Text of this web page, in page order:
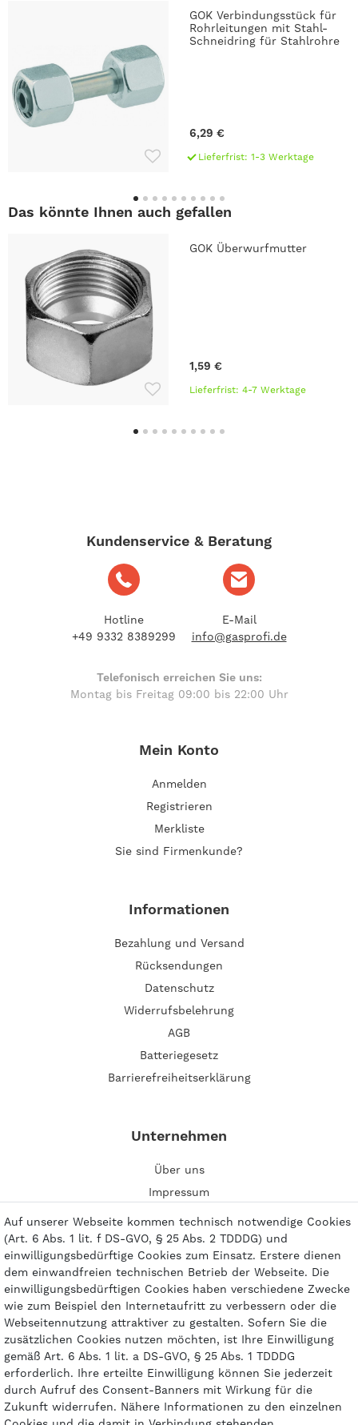
GOK Verbindungsstück für
Rohrleitungen mit Stahl-
Schneidring für Stahlrohre
6,29 €
Lieferfrist: 1-3 Werktage
Das könnte Ihnen auch gefallen
GOK Überwurfmutter
1,59 €
Lieferfrist: 4-7 Werktage
Kundenservice & Beratung
Hotline
+49 9332 8389299
E-Mail
info@gasprofi.de
Telefonisch erreichen Sie uns:
Montag bis Freitag 09:00 bis 22:00 Uhr
Mein Konto
Anmelden
Registrieren
Merkliste
Sie sind Firmenkunde?
Informationen
Bezahlung und Versand
Rücksendungen
Datenschutz
Widerrufsbelehrung
AGB
Batteriegesetz
Barrierefreiheitserklärung
Unternehmen
Über uns
Impressum
Kontakt
Zahlungsarten
Auf unserer Webseite kommen technisch notwendige Cookies
(Art. 6 Abs. 1 lit. f DS-GVO, § 25 Abs. 2 TDDDG) und
einwilligungsbedürftige Cookies zum Einsatz. Erstere dienen
dem einwandfreien technischen Betrieb der Webseite. Die
einwilligungsbedürftigen Cookies haben verschiedene Zwecke
wie zum Beispiel den Internetaufritt zu verbessern oder die
Webseitennutzung attraktiver zu gestalten. Sofern Sie die
zusätzlichen Cookies nutzen möchten, ist Ihre Einwilligung
gemäß Art. 6 Abs. 1 lit. a DS-GVO, § 25 Abs. 1 TDDDG
erforderlich. Ihre erteilte Einwilligung können Sie jederzeit
durch Aufruf des Consent-Banners mit Wirkung für die
Zukunft widerrufen. Nähere Informationen zu den einzelnen